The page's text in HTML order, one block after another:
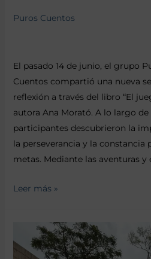
Puros Cuentos
El pasado 14 de junio, el grupo
Cuentos compartió una nueva
reflexión a través del libro “El
autora Ana Morató. A lo largo
participantes descubrieron la
la perseverancia y la constancia
metas. Mediante las aventuras y
Leer más »